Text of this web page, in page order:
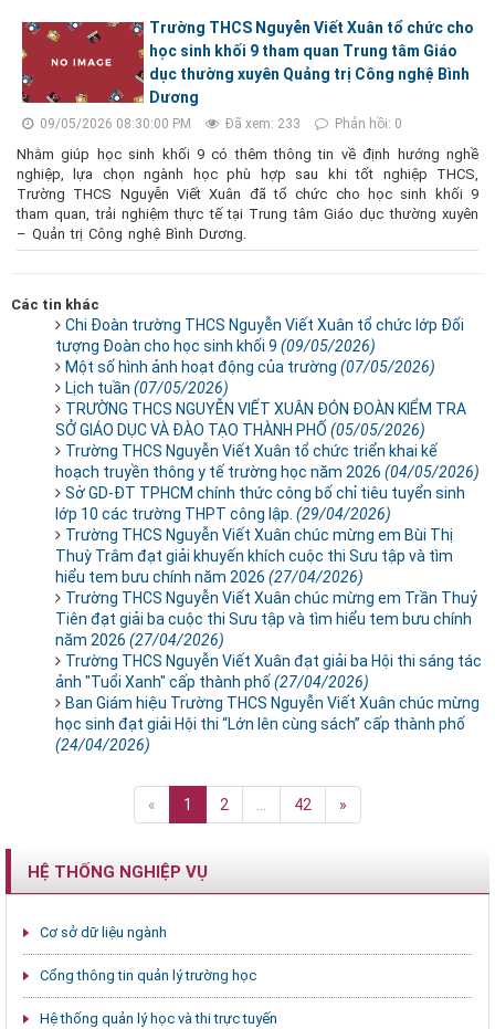
Trường THCS Nguyễn Viết Xuân tổ chức cho
học sinh khối 9 tham quan Trung tâm Giáo
dục thường xuyên Quảng trị Công nghệ Bình
Dương
09/05/2026 08:30:00 PM Đã xem: 233 Phản hồi: 0
Nhằm giúp học sinh khối 9 có thêm thông tin về định hướng nghề
nghiệp, lựa chọn ngành học phù hợp sau khi tốt nghiệp THCS,
Trường THCS Nguyễn Viết Xuân đã tổ chức cho học sinh khối 9
tham quan, trải nghiệm thực tế tại Trung tâm Giáo dục thường xuyên
– Quản trị Công nghệ Bình Dương.
Các tin khác
Chi Đoàn trường THCS Nguyễn Viết Xuân tổ chức lớp Đối
tượng Đoàn cho học sinh khối 9 (09/05/2026)
Một số hình ảnh hoạt động của trường (07/05/2026)
Lịch tuần (07/05/2026)
TRƯỜNG THCS NGUYỄN VIẾT XUÂN ĐÓN ĐOÀN KIỂM TRA
SỞ GIÁO DỤC VÀ ĐÀO TẠO THÀNH PHỐ (05/05/2026)
Trường THCS Nguyễn Viết Xuân tổ chức triển khai kế
hoạch truyền thông y tế trường học năm 2026 (04/05/2026)
Sở GD-ĐT TPHCM chính thức công bố chỉ tiêu tuyển sinh
lớp 10 các trường THPT công lập. (29/04/2026)
Trường THCS Nguyễn Viết Xuân chúc mừng em Bùi Thị
Thuỳ Trâm đạt giải khuyến khích cuộc thi Sưu tập và tìm
hiểu tem bưu chính năm 2026 (27/04/2026)
Trường THCS Nguyễn Viết Xuân chúc mừng em Trần Thuỷ
Tiên đạt giải ba cuộc thi Sưu tập và tìm hiểu tem bưu chính
năm 2026 (27/04/2026)
Trường THCS Nguyễn Viết Xuân đạt giải ba Hội thi sáng tác
ảnh "Tuổi Xanh" cấp thành phố (27/04/2026)
Ban Giám hiệu Trường THCS Nguyễn Viết Xuân chúc mừng
học sinh đạt giải Hội thi “Lớn lên cùng sách” cấp thành phố
(24/04/2026)
« 1 2 42 »
HỆ THỐNG NGHIỆP VỤ
Cơ sở dữ liệu ngành
Cổng thông tin quản lý trường học
Hệ thống quản lý học và thi trực tuyến